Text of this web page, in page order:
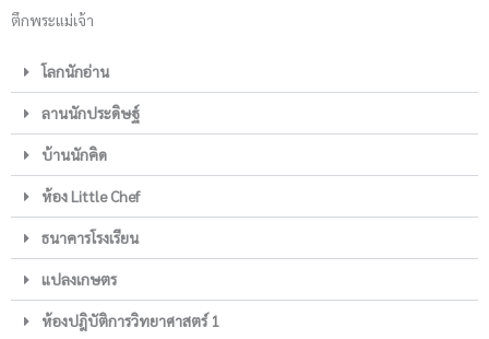
ตึกพระแม่เจ้า
โลกนักอ่าน
ลานนักประดิษฐ์
บ้านนักคิด
ห้อง Little Chef
ธนาคารโรงเรียน
แปลงเกษตร
ห้องปฎิบัติการวิทยาศาสตร์ 1